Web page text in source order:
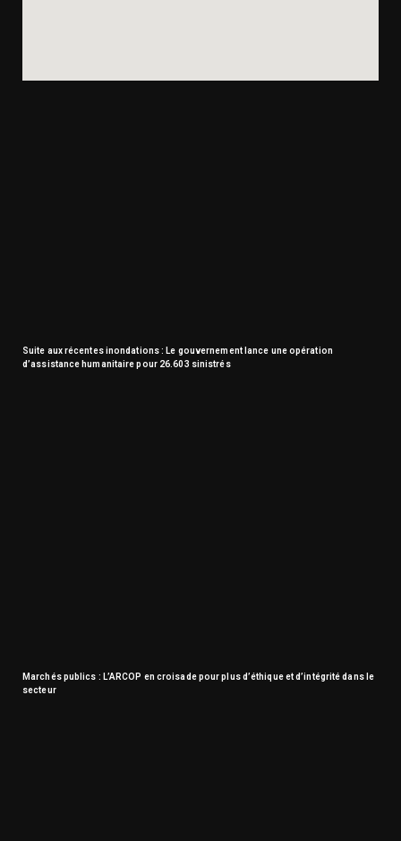
Suite aux récentes inondations : Le gouvernement lance une opération
d’assistance humanitaire pour 26.603 sinistrés
Marchés publics : L’ARCOP en croisade pour plus d’éthique et d’intégrité dans le
secteur